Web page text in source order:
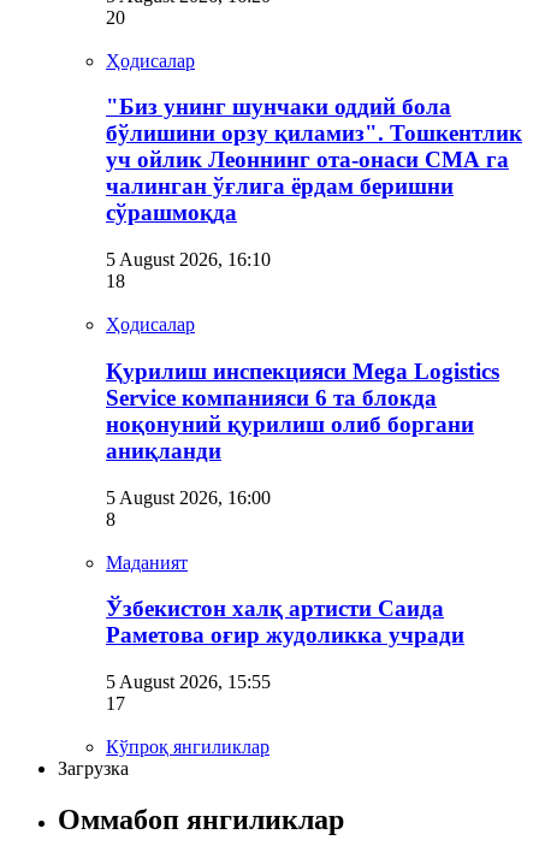
20
Ҳодисалар
"Биз унинг шунчаки оддий бола
бўлишини орзу қиламиз". Тошкентлик
уч ойлик Леоннинг ота-онаси СМА га
чалинган ўғлига ёрдам беришни
сўрашмоқда
5 August 2026, 16:10
18
Ҳодисалар
Қурилиш инспекцияси Мega Logistics
Service компанияси 6 та блокда
ноқонуний қурилиш олиб боргани
аниқланди
5 August 2026, 16:00
8
Маданият
Ўзбекистон халқ артисти Саида
Раметова оғир жудоликка учради
5 August 2026, 15:55
17
Кўпроқ янгиликлар
Загрузка
Оммабоп янгиликлар